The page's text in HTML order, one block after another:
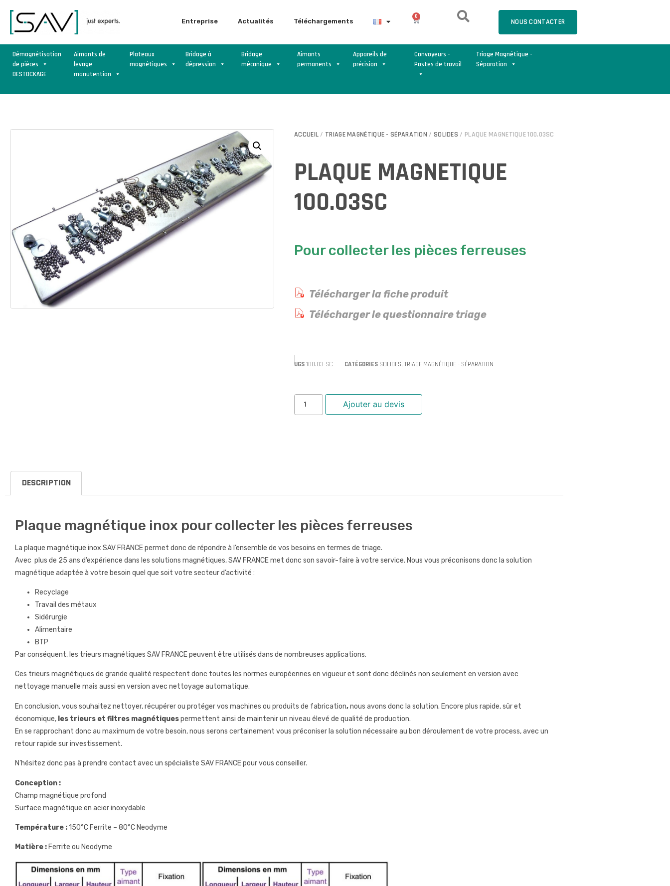
Entreprise Actualités Téléchargements
0
NOUS CONTACTER
Démagnétisation
de pièces
Aimants de
levage
manutention
Plateaux
magnétiques
Bridage à
dépression
Bridage
mécanique
Aimants
permanents
Appareils de
précision
Convoyeurs -
Postes de travail
Triage Magnétique -
Séparation
DESTOCKAGE
ACCUEIL / TRIAGE MAGNÉTIQUE - SÉPARATION / SOLIDES / PLAQUE MAGNETIQUE 100.03SC
PLAQUE MAGNETIQUE
100.03SC
Pour collecter les pièces ferreuses
Télécharger la fiche produit
Télécharger le questionnaire triage
UGS100.03-SC CATÉGORIES SOLIDES, TRIAGE MAGNÉTIQUE - SÉPARATION
Ajouter au devis
DESCRIPTION
Plaque magnétique inox pour collecter les pièces ferreuses
La plaque magnétique inox SAV FRANCE permet donc de répondre à l’ensemble de vos besoins en termes de triage.
Avec plus de 25 ans d’expérience dans les solutions magnétiques, SAV FRANCE met donc son savoir-faire à votre service. Nous vous préconisons donc la solution
magnétique adaptée à votre besoin quel que soit votre secteur d’activité :
Recyclage
Travail des métaux
Sidérurgie
Alimentaire
BTP
Par conséquent, les trieurs magnétiques SAV FRANCE peuvent être utilisés dans de nombreuses applications.
Ces trieurs magnétiques de grande qualité respectent donc toutes les normes européennes en vigueur et sont donc déclinés non seulement en version avec
nettoyage manuelle mais aussi en version avec nettoyage automatique.
En conclusion, vous souhaitez nettoyer, récupérer ou protéger vos machines ou produits de fabrication,nous avons donc la solution. Encore plus rapide, sûr et
économique, les trieurs et filtres magnétiquespermettent ainsi de maintenir un niveau élevé de qualité de production.
En se rapprochant donc au maximum de votre besoin, nous serons certainement vous préconiser la solution nécessaire au bon déroulement de votre process, avec un
retour rapide sur investissement.
N’hésitez donc pas à prendre contact avec un spécialiste SAV FRANCE pour vous conseiller.
Conception :
Champ magnétique profond
Surface magnétique en acier inoxydable
Température :150°C Ferrite – 80°C Neodyme
Matière : Ferrite ou Neodyme